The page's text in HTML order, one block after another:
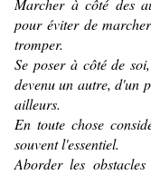
Marcher à côté des
pour éviter de
tromper.
Se poser à côté de
devenu un autre, d'un
ailleurs.
En toute chose
souvent l'essentiel.
Aborder les